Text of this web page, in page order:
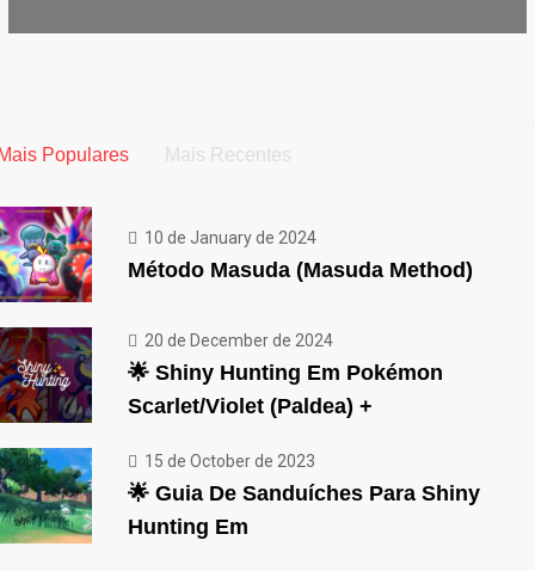
Populares Mais Recentes
10 de January de 2024
Método Masuda (Masuda Method)
20 de December de 2024
🌟 Shiny Hunting Em Pokémon
Scarlet/Violet (Paldea) +
15 de October de 2023
🌟 Guia De Sanduíches Para Shiny
Hunting Em